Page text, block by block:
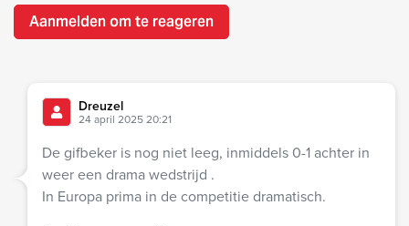
Aanmelden om te reageren
Dreuzel
24 april 2025 20:21
De gifbeker is nog niet leeg, inmiddels 0-1 achter in
weer een drama wedstrijd .
In Europa prima in de competitie dramatisch.